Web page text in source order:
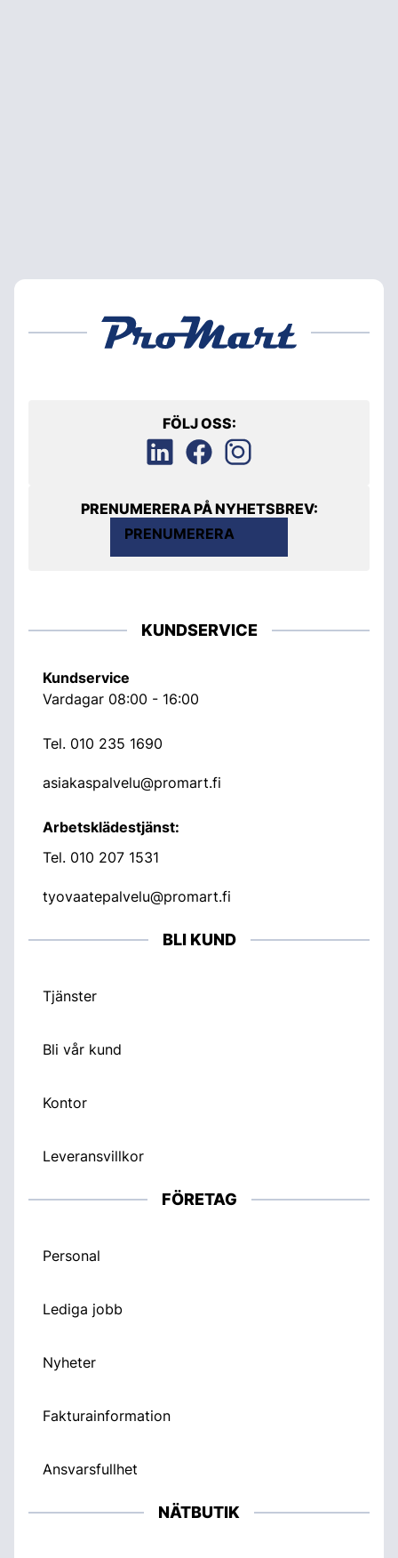
FÖLJ OSS:
PRENUMERERA PÅ NYHETSBREV:
PRENUMERERA
KUNDSERVICE
Kundservice
Vardagar 08:00 - 16:00
Tel. 010 235 1690
asiakaspalvelu@promart.fi
Arbetsklädestjänst:
Tel. 010 207 1531
tyovaatepalvelu@promart.fi
BLI KUND
Tjänster
Bli vår kund
Kontor
Leveransvillkor
FÖRETAG
Personal
Lediga jobb
Nyheter
Fakturainformation
Ansvarsfullhet
NÄTBUTIK